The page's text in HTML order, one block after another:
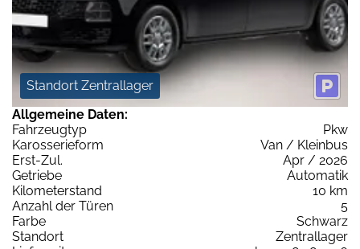
Standort Zentrallager
Allgemeine Daten:
Fahrzeugtyp
Pkw
Karosserieform
Van / Kleinbus
Erst-Zul.
Apr / 2026
Getriebe
Automatik
Kilometerstand
10 km
Anzahl der Türen
5
Farbe
Schwarz
Standort
Zentrallager